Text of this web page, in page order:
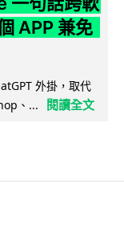
APP 兼免
外掛，取代
、...
閱讀全文